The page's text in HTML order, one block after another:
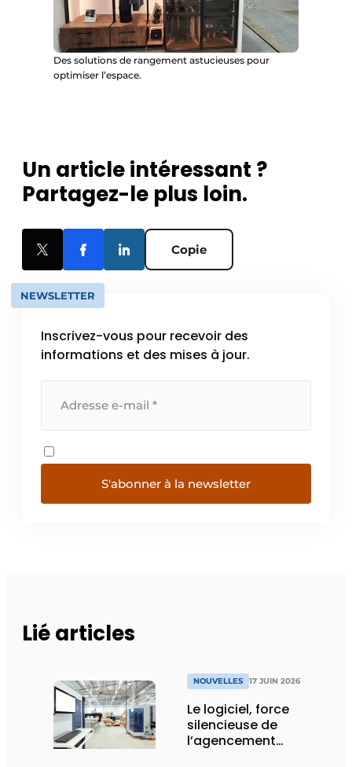
Des solutions de rangement astucieuses pour
optimiser l’espace.
Un article intéressant ?
Partagez-le plus loin.
Copie
NEWSLETTER
Inscrivez-vous pour recevoir des
informations et des mises à jour.
S'abonner à la newsletter
Lié articles
NOUVELLES 17 JUIN 2026
Le logiciel, force
silencieuse de
l’agencement